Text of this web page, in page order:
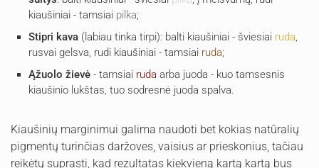
kiaušiniai - tamsiai pilka;
Stipri kava (labiau tinka tirpi): balti kiaušiniai - šviesiai ruda,
rusvai gelsva, rudi kiaušiniai - tamsiai ruda;
Ąžuolo žievė - tamsiai ruda arba juoda - kuo tamsesnis
kiaušinio lukštas, tuo sodresnė juoda spalva.
Kiaušinių marginimui galima naudoti bet kokias natūralių
pigmentų turinčias daržoves, vaisius ar prieskonius, tačiau
reikėtų suprasti, kad rezultatas kiekvieną kartą kartą bus